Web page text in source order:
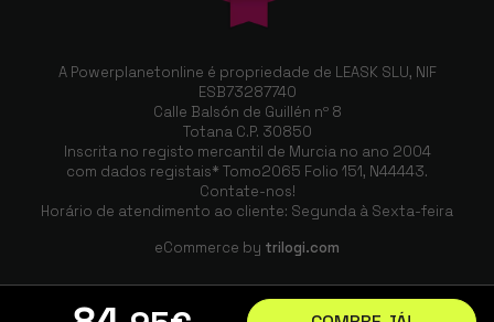
A Powerplanetonline é propriedade de LEASK SLU, NIF
ESB73287740
Calle Balsón de Guillén nº 8
Totana C.P. 30850
Inscrita no registo mercantil de Murcia no ano 2004
com dados registais* Tomo2065 Folio 151, N44443.
Contate-nos!
Horário de atendimento ao cliente: Segunda à Sexta-feira
eCommerce by trilogi.com